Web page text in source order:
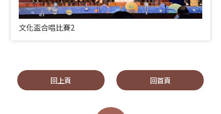
文化盃合唱比賽2
回上頁 回首頁